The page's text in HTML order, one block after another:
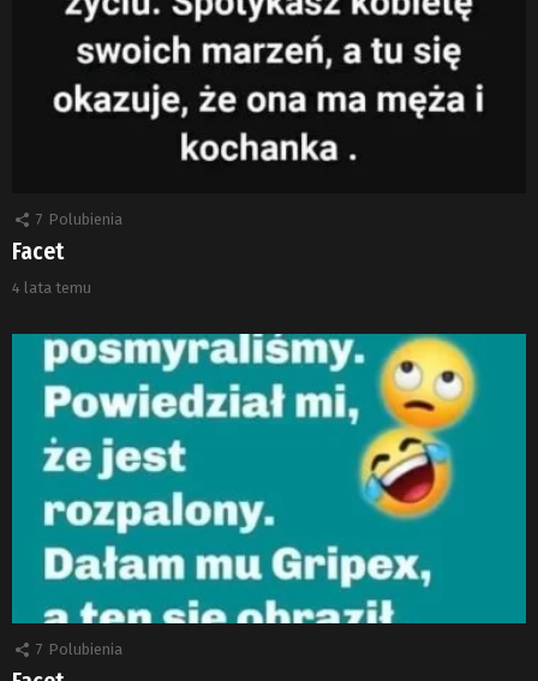
7 Polubienia
Facet
4 lata temu
7 Polubienia